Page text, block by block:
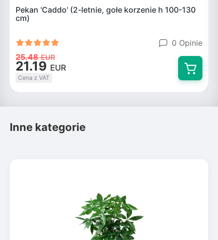
Pekan 'Caddo' (2-letnie, gołe korzenie h 100-130
cm)
0 Opinie
25.48 EUR
21.19 EUR
Cena z VAT
Inne kategorie